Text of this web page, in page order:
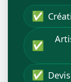
✅
✅
✅